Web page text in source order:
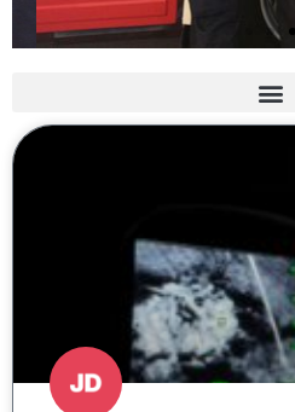
Slider 3
Hier